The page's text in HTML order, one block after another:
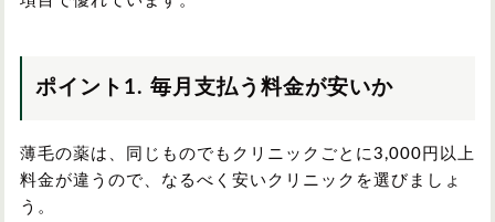
ポイント1. 毎月支払う料金が安いか
薄毛の薬は、同じものでもクリニックごとに3,000円以上
料金が違うので、なるべく安いクリニックを選びましょ
う。